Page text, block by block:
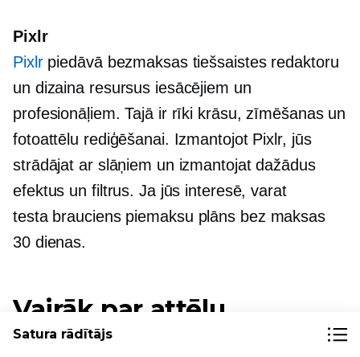
Pixlr
Pixlrpiedāvā bezmaksas tiešsaistes redaktoru
un dizaina resursus iesācējiem un
profesionāļiem. Tajā ir rīki krāsu, zīmēšanas un
fotoattēlu rediģēšanai. Izmantojot Pixlr, jūs
strādājat ar slāņiem un izmantojat dažādus
efektus un filtrus. Ja jūs interesē, varat
testa braucienspiemaksu plāns bez maksas
30 dienas.
Vairāk par attēlu
optimizāciju
Satura rādītājs